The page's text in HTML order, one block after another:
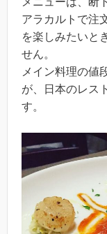
アラカルトで注
を楽しみたいと
せん。
メイン料理の値
が、日本のレス
す。